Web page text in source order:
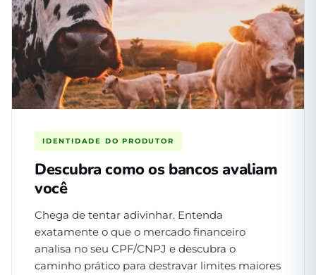
IDENTIDADE DO PRODUTOR
Descubra como os bancos avaliam
você
Chega de tentar adivinhar. Entenda
exatamente o que o mercado financeiro
analisa no seu CPF/CNPJ e descubra o
caminho prático para destravar limites maiores